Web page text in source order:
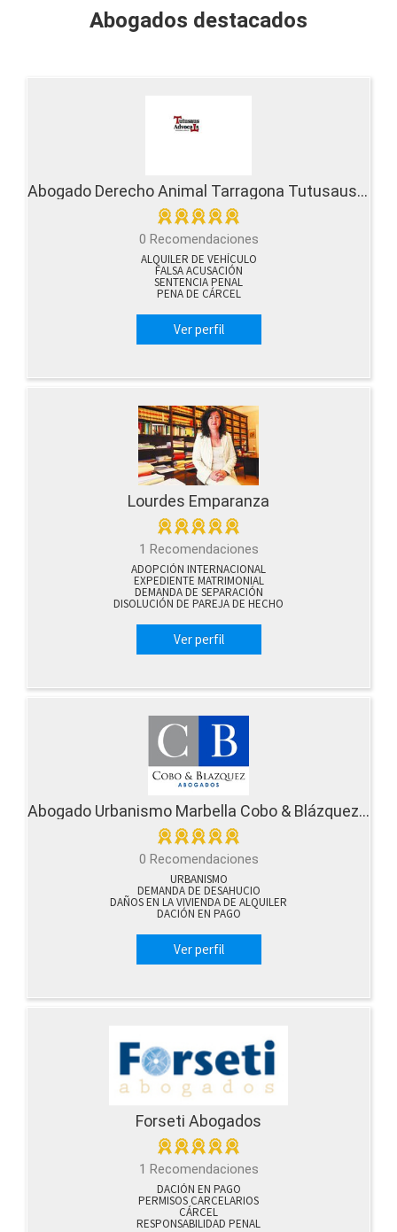
Abogados destacados
Abogado Derecho Animal Tarragona Tutusaus Advocats
0 Recomendaciones
ALQUILER DE VEHÍCULO
FALSA ACUSACIÓN
SENTENCIA PENAL
PENA DE CÁRCEL
Ver perfil
Lourdes Emparanza
1 Recomendaciones
ADOPCIÓN INTERNACIONAL
EXPEDIENTE MATRIMONIAL
DEMANDA DE SEPARACIÓN
DISOLUCIÓN DE PAREJA DE HECHO
Ver perfil
Abogado Urbanismo Marbella Cobo & Blázquez Lawfirm
0 Recomendaciones
URBANISMO
DEMANDA DE DESAHUCIO
DAÑOS EN LA VIVIENDA DE ALQUILER
DACIÓN EN PAGO
Ver perfil
Forseti Abogados
1 Recomendaciones
DACIÓN EN PAGO
PERMISOS CARCELARIOS
CÁRCEL
RESPONSABILIDAD PENAL